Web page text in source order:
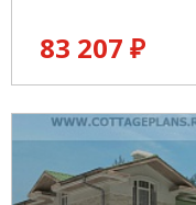
83 207 ₽